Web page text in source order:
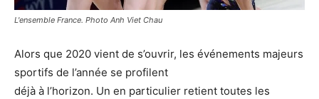
L'ensemble France. Photo Anh Viet Chau
Alors que 2020 vient de s’ouvrir, les événements majeurs
sportifs de l’année se profilent
déjà à l’horizon. Un en particulier retient toutes les